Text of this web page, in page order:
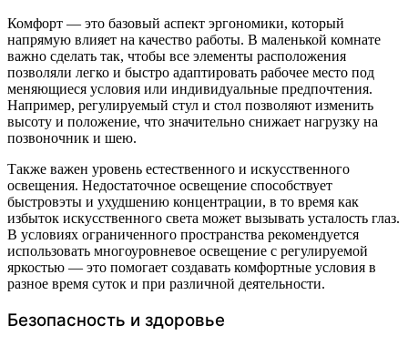
Комфорт — это базовый аспект эргономики, который
напрямую влияет на качество работы. В маленькой комнате
важно сделать так, чтобы все элементы расположения
позволяли легко и быстро адаптировать рабочее место под
меняющиеся условия или индивидуальные предпочтения.
Например, регулируемый стул и стол позволяют изменить
высоту и положение, что значительно снижает нагрузку на
позвоночник и шею.
Также важен уровень естественного и искусственного
освещения. Недостаточное освещение способствует
быстровэты и ухудшению концентрации, в то время как
избыток искусственного света может вызывать усталость глаз.
В условиях ограниченного пространства рекомендуется
использовать многоуровневое освещение с регулируемой
яркостью — это помогает создавать комфортные условия в
разное время суток и при различной деятельности.
Безопасность и здоровье